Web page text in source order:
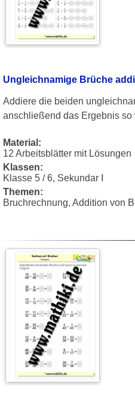
Ungleichnamige Brüche
Addiere die beiden
anschließend das Ergebnis so
Material:
12 Arbeitsblätter mit Lösungen
Klassen:
Klasse 5 / 6, Sekundar I
Themen:
Bruchrechnung, Addition von